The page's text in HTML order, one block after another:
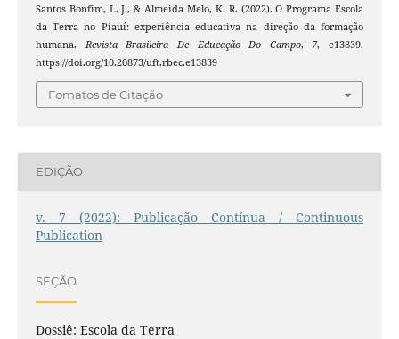
Santos Bonfim, L. J., & Almeida Melo, K. R. (2022). O Programa Escola
da Terra no Piauí: experiência educativa na direção da formação
humana. Revista Brasileira De Educação Do Campo, 7, e13839.
https://doi.org/10.20873/uft.rbec.e13839
Fomatos de Citação
EDIÇÃO
v. 7 (2022): Publicação Contínua / Continuous
Publication
SEÇÃO
Dossiê: Escola da Terra